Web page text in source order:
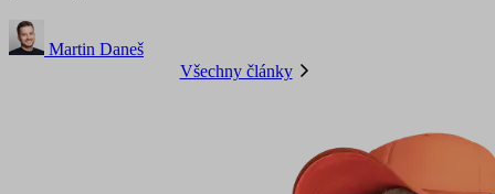
Martin Daneš
Všechny články